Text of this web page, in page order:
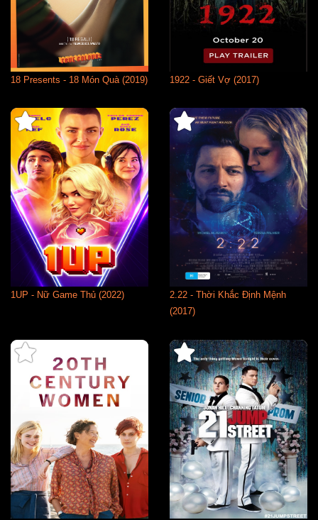
18 Presents - 18 Món Quà (2019) 1922 - Giết Vợ (2017)
1UP - Nữ Game Thủ (2022)
2.22 - Thời Khắc Định Mệnh
(2017)